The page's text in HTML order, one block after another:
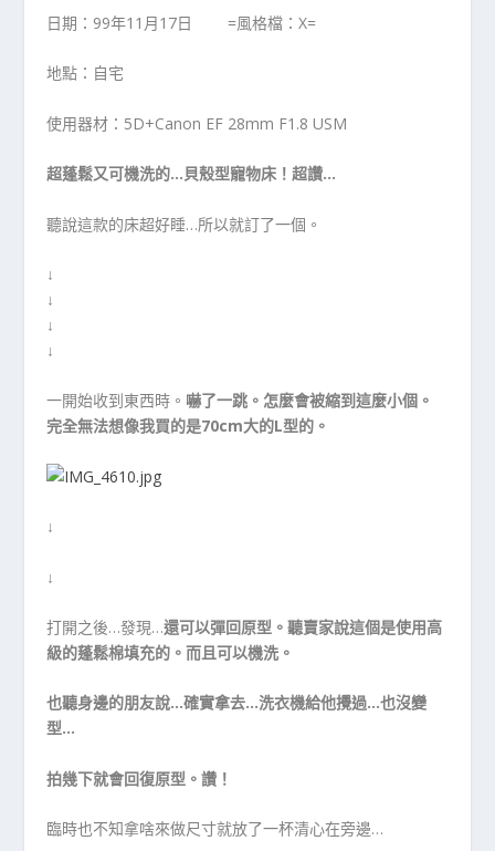
日期：99年11月17日 =風格檔：X=
地點：自宅
使用器材：5D+Canon EF 28mm F1.8 USM
超蓬鬆又可機洗的…貝殼型寵物床！超讚…
聽說這款的床超好睡…所以就訂了一個。
↓
↓
↓
↓
一開始收到東西時。 嚇了一跳。怎麼會被縮到這麼小個。
完全無法想像我買的是70cm大的L型的。
↓
↓
打開之後…發現…還可以彈回原型。聽賣家說這個是使用高
級的蓬鬆棉填充的。而且可以機洗。
也聽身邊的朋友說…確實拿去…洗衣機給他攪過…也沒變
型…
拍幾下就會回復原型。讚！
臨時也不知拿啥來做尺寸就放了一杯清心在旁邊…